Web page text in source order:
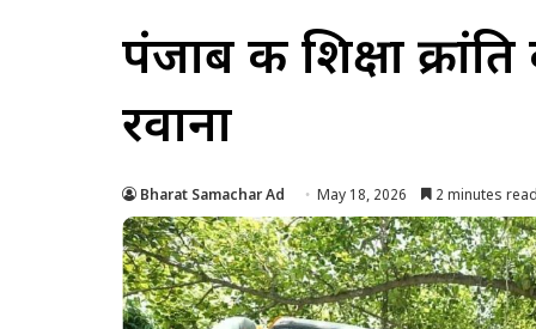
पंजाब की शिक्षा
रवाना
Bharat Samachar Ad May 18, 2026 2 minutes read